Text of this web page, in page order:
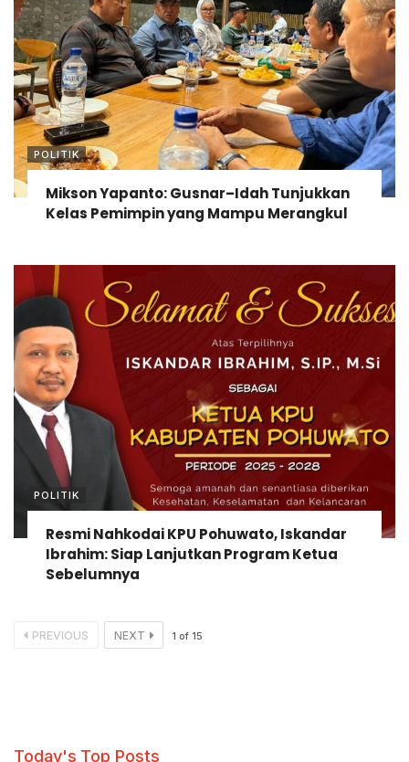
POLITIK
Mikson Yapanto: Gusnar–Idah Tunjukkan
Kelas Pemimpin yang Mampu Merangkul
POLITIK
Resmi Nahkodai KPU Pohuwato, Iskandar
Ibrahim: Siap Lanjutkan Program Ketua
Sebelumnya
PREVIOUS NEXT 1 of 15
Today's Top Posts